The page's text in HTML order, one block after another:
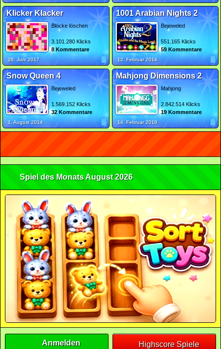
Klicker Klacker
Blöcke löschen
3.101.280 Klicks
8 Kommentare
28. Juni 2017
1001 Arabian Nights 2
Bejeweled
551.165 Klicks
59 Kommentare
12. Februar 2014
Snow Queen 4
Bejeweled
1.569.152 Klicks
32 Kommentare
1. August 2014
Mahjong Dimensions 2
Mahjong
2.842.514 Klicks
19 Kommentare
14. Februar 2019
Spiel des Monats August 2026
Anmelden Highscore Spiele